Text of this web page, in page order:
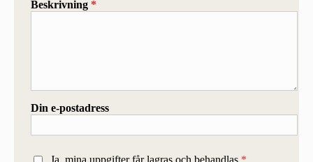
Beskrivning *
Din e-postadress
Ja, mina uppgifter får lagras och behandlas